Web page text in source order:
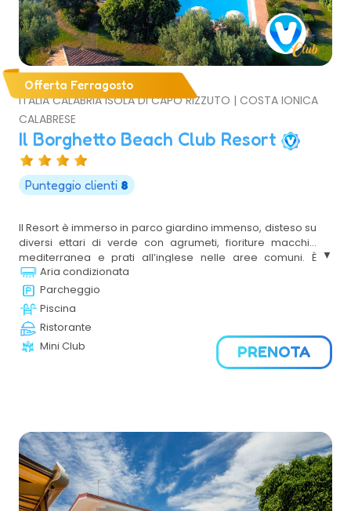
Offerta Ferragosto
ITALIA CALABRIA ISOLA DI CAPO RIZZUTO | COSTA IONICA
CALABRESE
Il Borghetto Beach Club Resort
Punteggio clienti 8
Il Resort è immerso in parco giardino immenso, disteso su
diversi ettari di verde con agrumeti, fioriture macchia
mediterranea e prati all’inglese nelle aree comuni. È
situato in posizione privilegiata, in un’oasi di naturale di
sabbia fine, con mare a fondale basso effetto laguna,
protetta da vegetazione e racchiusa tra scogliere. Il
Resort è composto da un grande viale di entrata alberato
che porta alla Club House dove è posizionato il
ricevimento e dove il relax si consuma nelle sale
soggiorno rifinite con estrema cura e dall’atmosfera
Aria condizionata
Parcheggio
Piscina
Ristorante
Mini Club
PRENOTA